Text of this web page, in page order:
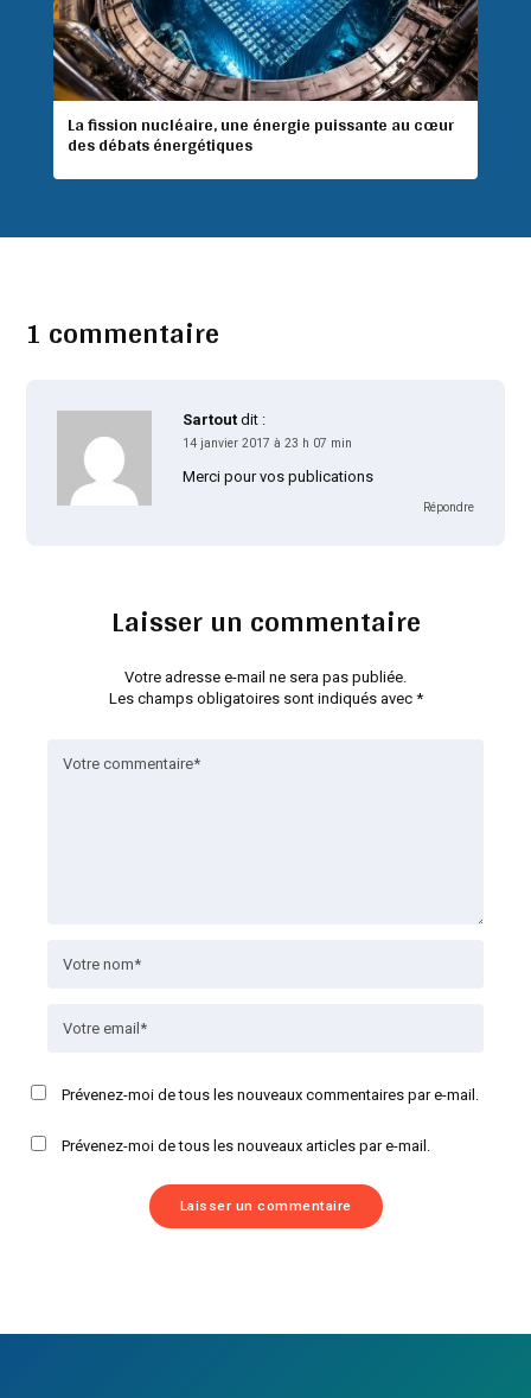
La fission nucléaire, une énergie puissante au cœur
des débats énergétiques
1 commentaire
Sartout dit :
14 janvier 2017 à 23 h 07 min
Merci pour vos publications
Répondre
Laisser un commentaire
Votre adresse e-mail ne sera pas publiée.
Les champs obligatoires sont indiqués avec *
Prévenez-moi de tous les nouveaux commentaires par e-mail.
Prévenez-moi de tous les nouveaux articles par e-mail.